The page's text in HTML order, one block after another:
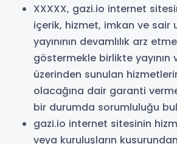
XXXXX, gazi.io internet
içerik, hizmet, imkan ve sair
yayınının devamlılık arz
göstermekle birlikte yayının
üzerinden sunulan
olacağına dair garanti
bir durumda sorumluluğu
gazi.io internet sitesinin
veya kuruluşların